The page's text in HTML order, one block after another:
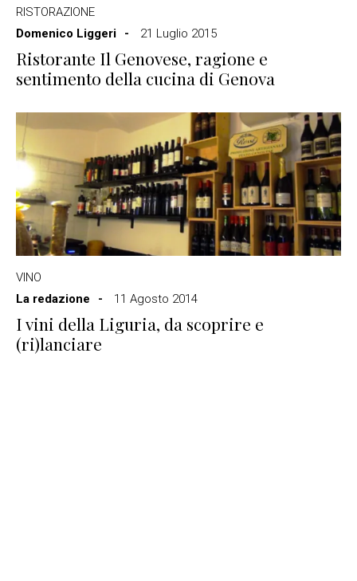
RISTORAZIONE
Domenico Liggeri
21 Luglio 2015
Ristorante Il Genovese, ragione e
sentimento della cucina di Genova
VINO
La redazione
11 Agosto 2014
I vini della Liguria, da scoprire e
(ri)lanciare